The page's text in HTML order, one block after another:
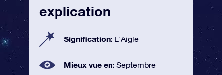
explication
Signification: L'Aigle
Mieux vue en: Septembre